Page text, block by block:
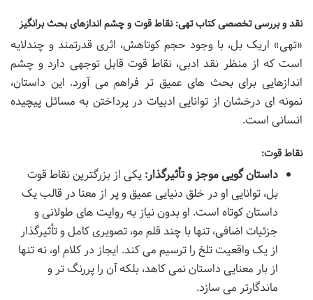
نقد و بررسی تخصصی کتاب تهی: نقاط قوت و چشم اندازهای بحث برانگیز
«تهی» اریک بل، با وجود حجم کوتاهش، اثری قدرتمند و چندلایه
است که از منظر نقد ادبی، نقاط قوت قابل توجهی دارد و چشم
اندازهایی برای بحث های عمیق تر فراهم می آورد. این داستان،
نمونه ای درخشان از توانایی ادبیات در پرداختن به مسائل پیچیده
انسانی است.
نقاط قوت:
داستان گویی موجز و تأثیرگذار: یکی از بزرگترین نقاط قوت
بل، توانایی او در خلق دنیایی عمیق و پر از معنا در قالب یک
داستان کوتاه است. او بدون نیاز به روایت های طولانی و
جزئیات اضافی، تنها با چند قلم مو، تصویری کامل و تأثیرگذار
از یک واقعیت تلخ را ترسیم می کند. ایجاز در کلام او، نه تنها
از بار معنایی داستان نمی کاهد، بلکه آن را پررنگ تر و
ماندگارتر می سازد.